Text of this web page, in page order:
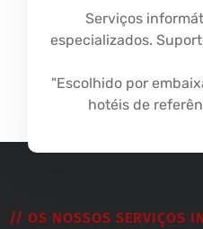
Serviços
especializados.
"Escolhido por
hotéis de
// OS NOSSOS SERVIÇOS